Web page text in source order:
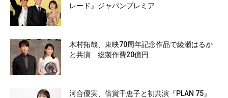
レード』ジャパンプレミア
木村拓哉、東映70周年記念作品で綾瀬はるか
と共演 総製作費20億円
河合優実、倍賞千恵子と初共演『PLAN 75』